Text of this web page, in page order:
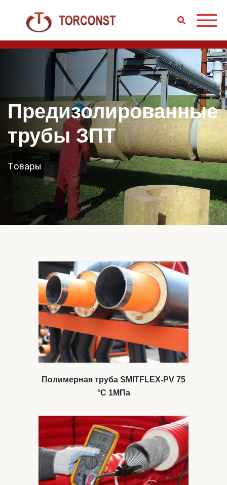
Предизолированные
трубы ЗПТ
Товары
Полимерная труба SMITFLEX-PV 75
°С 1МПа